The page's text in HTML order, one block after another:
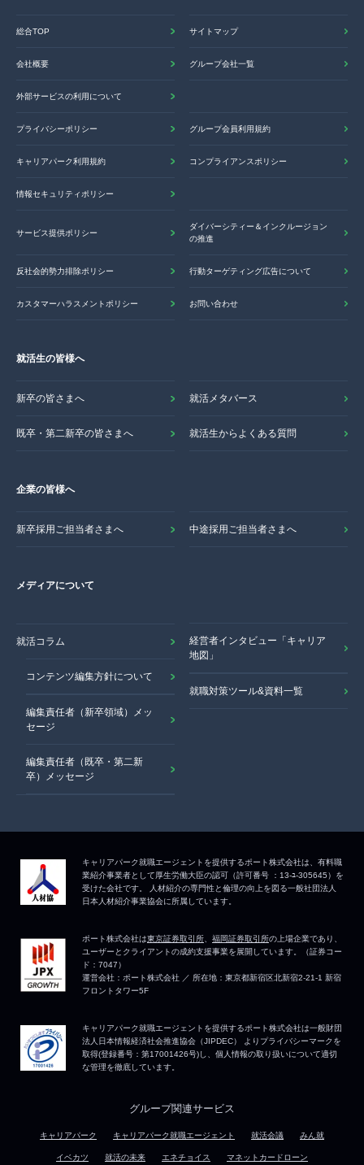
総合TOP サイトマップ
会社概要 グループ会社一覧
外部サービスの利用について
プライバシーポリシー グループ会員利用規約
キャリアパーク利用規約 コンプライアンスポリシー
情報セキュリティポリシー
サービス提供ポリシー
ダイバーシティー＆インクルージョン
の推進
反社会的勢力排除ポリシー 行動ターゲティング広告について
カスタマーハラスメントポリシー お問い合わせ
就活生の皆様へ
新卒の皆さまへ 就活メタバース
既卒・第二新卒の皆さまへ 就活生からよくある質問
企業の皆様へ
新卒採用ご担当者さまへ 中途採用ご担当者さまへ
メディアについて
就活コラム
コンテンツ編集方針について
編集責任者（新卒領域）メッ
セージ
編集責任者（既卒・第二新
卒）メッセージ
経営者インタビュー「キャリア
地図」
就職対策ツール&資料一覧